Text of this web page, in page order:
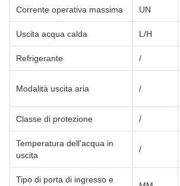
Corrente operativa massima UN
Uscita acqua calda L/H
Refrigerante /
Modalità uscita aria /
Classe di protezione /
Temperatura dell'acqua in
uscita
/
Tipo di porta di ingresso e